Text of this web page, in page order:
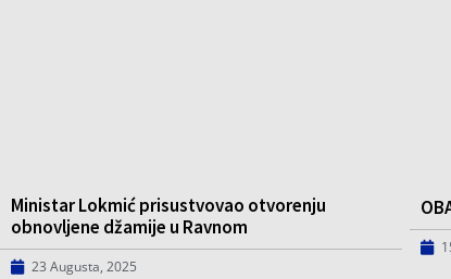
Ministar Lokmić prisustvovao otvorenju
obnovljene džamije u Ravnom
23 Augusta, 2025